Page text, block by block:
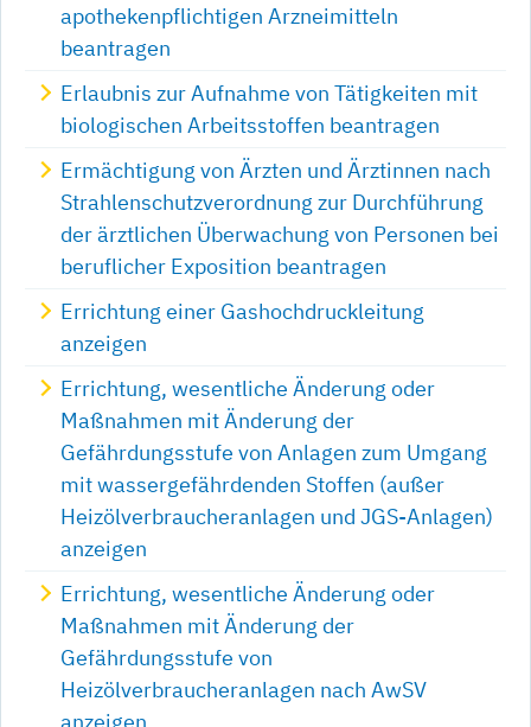
apothekenpflichtigen Arzneimitteln
beantragen
Erlaubnis zur Aufnahme von Tätigkeiten mit
biologischen Arbeitsstoffen beantragen
Ermächtigung von Ärzten und Ärztinnen nach
Strahlenschutzverordnung zur Durchführung
der ärztlichen Überwachung von Personen bei
beruflicher Exposition beantragen
Errichtung einer Gashochdruckleitung
anzeigen
Errichtung, wesentliche Änderung oder
Maßnahmen mit Änderung der
Gefährdungsstufe von Anlagen zum Umgang
mit wassergefährdenden Stoffen (außer
Heizölverbraucheranlagen und JGS-Anlagen)
anzeigen
Errichtung, wesentliche Änderung oder
Maßnahmen mit Änderung der
Gefährdungsstufe von
Heizölverbraucheranlagen nach AwSV